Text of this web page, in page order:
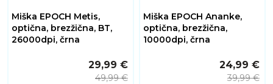
Miška EPOCH Metis,
optična, brezžična, BT,
26000dpi, črna
29,99 €
49,99 €
Miška EPOCH Ananke,
optična, brezžična,
10000dpi, črna
24,99 €
39,99 €